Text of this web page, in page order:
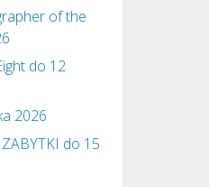
of the
do 12
2026
do 15